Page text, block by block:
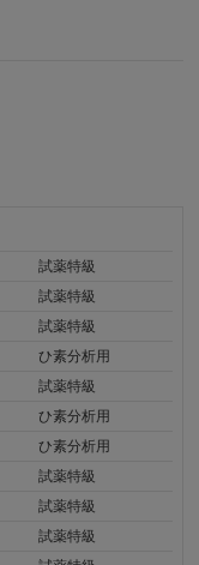
試薬特級
試薬特級
試薬特級
ひ素分析用
試薬特級
ひ素分析用
ひ素分析用
試薬特級
試薬特級
試薬特級